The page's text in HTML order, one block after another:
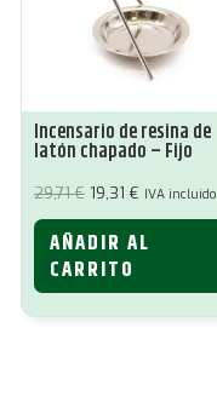
Incensario de resina de
latón chapado – Fijo
29,71€ El
original
era:
29,71 €.
19,31 € El
actual
es:
19,31 €.
IVA incluido
AÑADIR AL
CARRITO